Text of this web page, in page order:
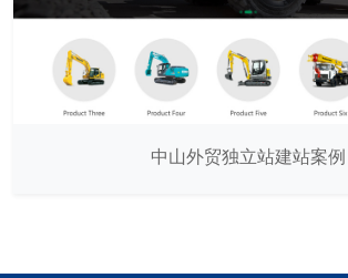
中山外贸独立站建站案例